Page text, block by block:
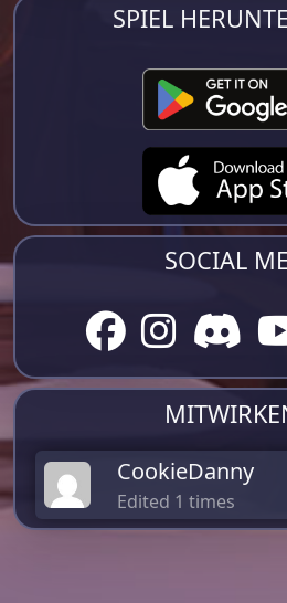
SPIEL
SOCIAL
CookieDanny
Edited 1 times